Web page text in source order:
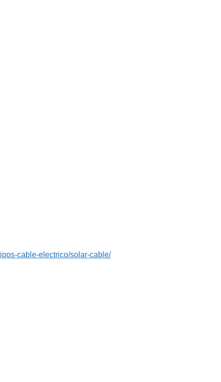
cable-electrico/solar-cable/